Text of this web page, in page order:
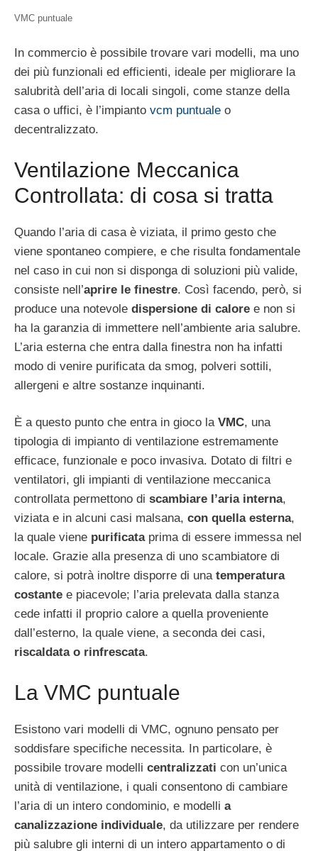
VMC puntuale
In commercio è possibile trovare vari modelli, ma uno
dei più funzionali ed efficienti, ideale per migliorare la
salubrità dell’aria di locali singoli, come stanze della
casa o uffici, è l’impianto vcm puntuale o
decentralizzato.
Ventilazione Meccanica
Controllata: di cosa si tratta
Quando l’aria di casa è viziata, il primo gesto che
viene spontaneo compiere, e che risulta fondamentale
nel caso in cui non si disponga di soluzioni più valide,
consiste nell’aprire le finestre. Così facendo, però, si
produce una notevole dispersione di calore e non si
ha la garanzia di immettere nell’ambiente aria salubre.
L’aria esterna che entra dalla finestra non ha infatti
modo di venire purificata da smog, polveri sottili,
allergeni e altre sostanze inquinanti.
È a questo punto che entra in gioco la VMC, una
tipologia di impianto di ventilazione estremamente
efficace, funzionale e poco invasiva. Dotato di filtri e
ventilatori, gli impianti di ventilazione meccanica
controllata permettono di scambiare l’aria interna,
viziata e in alcuni casi malsana, con quella esterna,
la quale viene purificataprima di essere immessa nel
locale. Grazie alla presenza di uno scambiatore di
calore, si potrà inoltre disporre di una temperatura
costante e piacevole; l’aria prelevata dalla stanza
cede infatti il proprio calore a quella proveniente
dall’esterno, la quale viene, a seconda dei casi,
riscaldata o rinfrescata.
La VMC puntuale
Esistono vari modelli di VMC, ognuno pensato per
soddisfare specifiche necessita. In particolare, è
possibile trovare modelli centralizzati con un’unica
unità di ventilazione, i quali consentono di cambiare
l’aria di un intero condominio, e modelli a
canalizzazione individuale, da utilizzare per rendere
più salubre gli interni di un intero appartamento o di